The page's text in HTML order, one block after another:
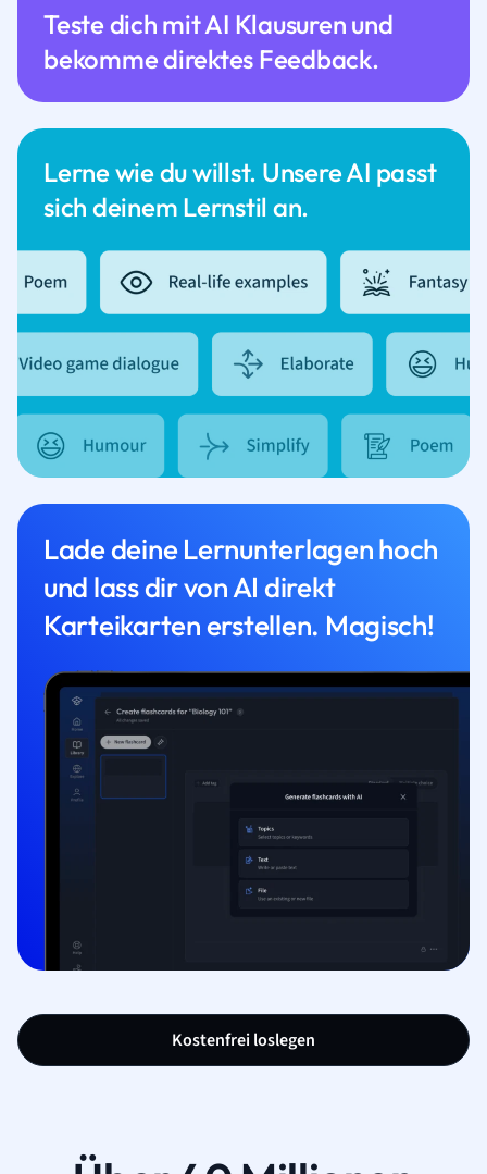
Lerne wie du willst. Unsere AI passt
sich deinem Lernstil an.
Teste dich mit AI Klausuren und
bekomme direktes Feedback.
Lade deine Lernunterlagen hoch
und lass dir von AI direkt
Karteikarten erstellen. Magisch!
Kostenfrei loslegen